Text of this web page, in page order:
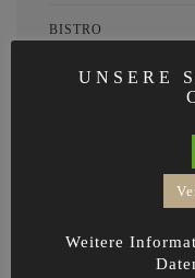
BISTRO
CUSTOM
UNSERE
Weitere